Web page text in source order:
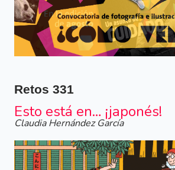
Siguiente
Retos 331
Esto está en… ¡japonés!
Claudia Hernández García